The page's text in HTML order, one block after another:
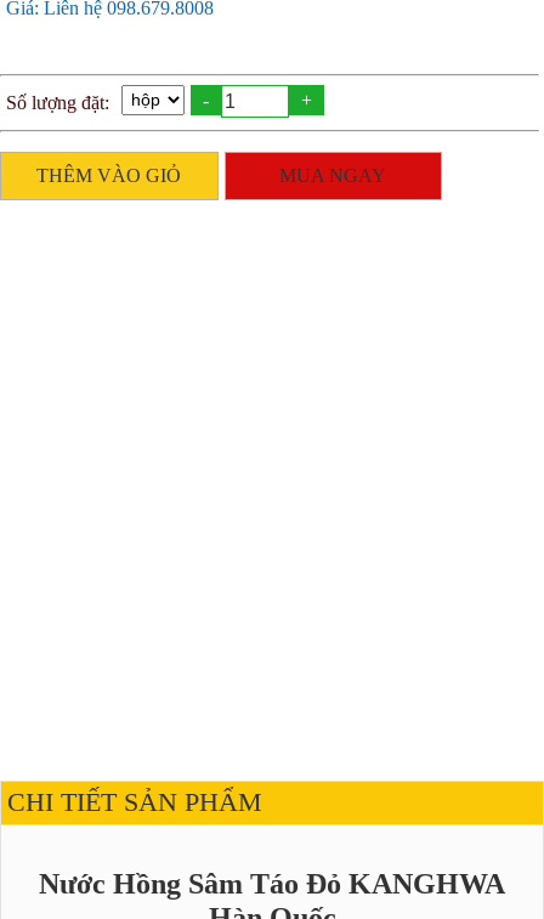
Giá: Liên hệ 098.679.8008
Số lượng đặt: - +
THÊM VÀO GIỎ MUA NGAY
CHI TIẾT SẢN PHẨM
Nước Hồng Sâm Táo Đỏ KANGHWA